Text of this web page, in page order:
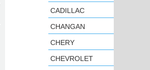
CADILLAC
CHANGAN
CHERY
CHEVROLET